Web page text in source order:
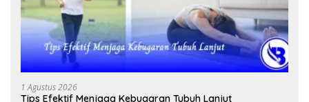
1 Agustus 2026
Tips Efektif Menjaga Kebugaran Tubuh Lanjut